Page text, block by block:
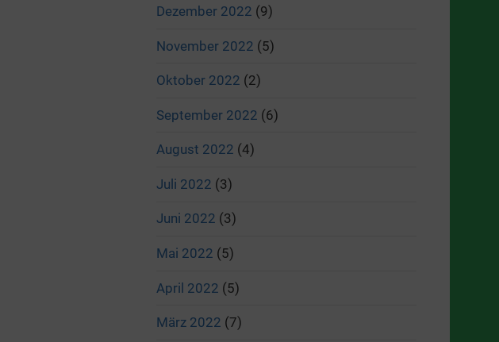
Dezember 2022 (9)
November 2022 (5)
Oktober 2022 (2)
September 2022 (6)
August 2022 (4)
Juli 2022 (3)
Juni 2022 (3)
Mai 2022 (5)
April 2022 (5)
März 2022 (7)